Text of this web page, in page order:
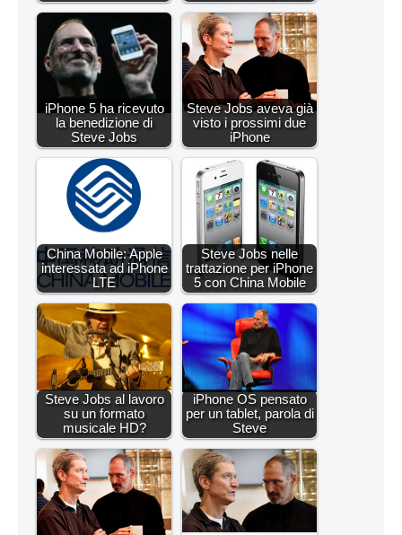
iPhone 5 ha ricevuto
la benedizione di
Steve Jobs
Steve Jobs aveva già
visto i prossimi due
iPhone
China Mobile: Apple
interessata ad iPhone
LTE
Steve Jobs nelle
trattazione per iPhone
5 con China Mobile
Steve Jobs al lavoro
su un formato
musicale HD?
iPhone OS pensato
per un tablet, parola di
Steve